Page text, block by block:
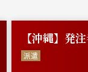
【沖縄】発
派遣